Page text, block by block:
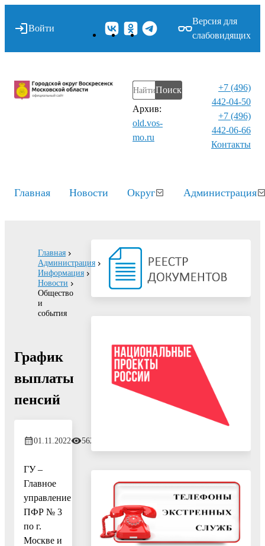
Войти
Версия для
слабовидящих
Поиск
Архив:
old.vos-
mo.ru
+7 (496)
442-04-50
+7 (496)
442-06-66
Контакты⁠
Главная Новости Округ Администрация
Главная
Администрация
Информация
Новости
Общество
и
события
График
выплаты
пенсий
01.11.2022 562
ГУ –
Главное
управление
ПФР № 3
по г.
Москве и